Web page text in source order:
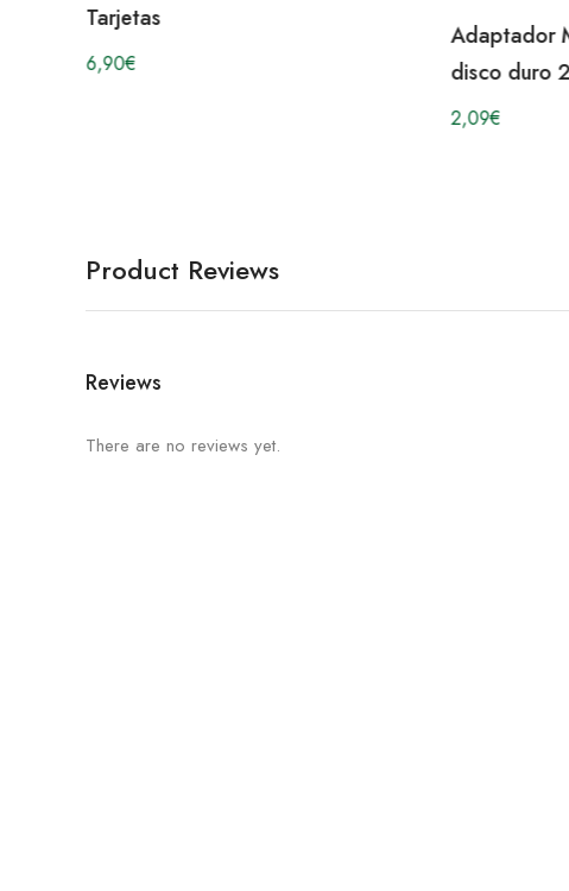
Tarjetas
6,90€
Adaptador
disco duro
2,09€
Product Reviews
Reviews
There are no reviews yet.